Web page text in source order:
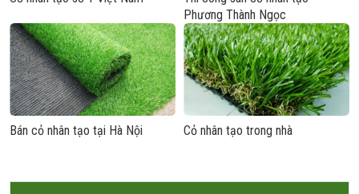
Phương Thành Ngọc
Bán cỏ nhân tạo tại Hà Nội Cỏ nhân tạo trong nhà